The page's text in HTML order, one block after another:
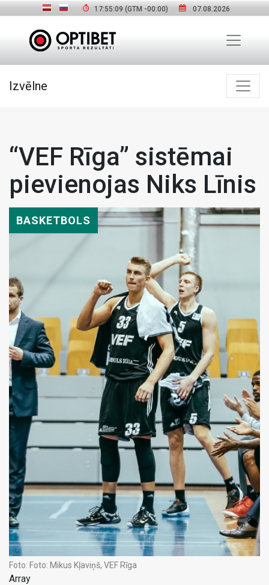
17:55:10 (GTM -00:00) 07.08.2026
Izvēlne
“VEF Rīga” sistēmai
pievienojas Niks Līnis
BASKETBOLS
Foto: Foto: Mikus Kļaviņš, VEF Rīga
Array